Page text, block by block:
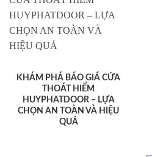
KHÁM PHÁ BÁO GIÁ CỬA
THOÁT HIỂM
HUYPHATDOOR – LỰA
CHỌN AN TOÀN VÀ HIỆU
QUẢ